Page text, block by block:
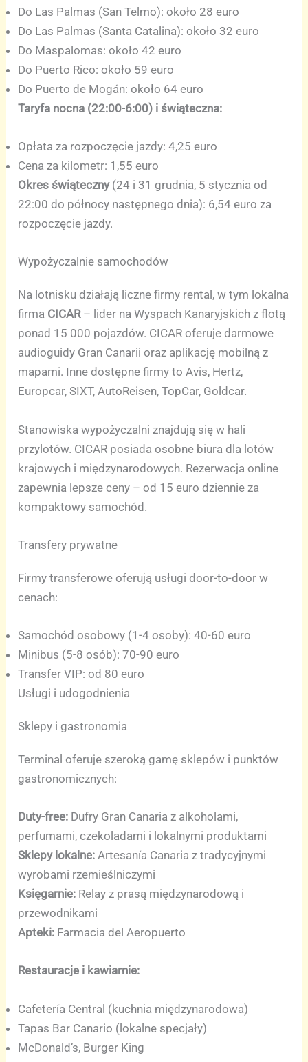
Do Las Palmas (San Telmo): około 28 euro
Do Las Palmas (Santa Catalina): około 32 euro
Do Maspalomas: około 42 euro
Do Puerto Rico: około 59 euro
Do Puerto de Mogán: około 64 euro
Taryfa nocna (22:00-6:00) i świąteczna:
Opłata za rozpoczęcie jazdy: 4,25 euro
Cena za kilometr: 1,55 euro
Okres świąteczny(24 i 31 grudnia, 5 stycznia od
22:00 do północy następnego dnia): 6,54 euro za
rozpoczęcie jazdy.
Wypożyczalnie samochodów
Na lotnisku działają liczne firmy rental, w tym lokalna
firma CICAR– lider na Wyspach Kanaryjskich z flotą
ponad 15 000 pojazdów. CICAR oferuje darmowe
audioguidy Gran Canarii oraz aplikację mobilną z
mapami. Inne dostępne firmy to Avis, Hertz,
Europcar, SIXT, AutoReisen, TopCar, Goldcar.
Stanowiska wypożyczalni znajdują się w hali
przylotów. CICAR posiada osobne biura dla lotów
krajowych i międzynarodowych. Rezerwacja online
zapewnia lepsze ceny – od 15 euro dziennie za
kompaktowy samochód.
Transfery prywatne
Firmy transferowe oferują usługi door-to-door w
cenach:
Samochód osobowy (1-4 osoby): 40-60 euro
Minibus (5-8 osób): 70-90 euro
Transfer VIP: od 80 euro
Usługi i udogodnienia
Sklepy i gastronomia
Terminal oferuje szeroką gamę sklepów i punktów
gastronomicznych:
Duty-free: Dufry Gran Canaria z alkoholami,
perfumami, czekoladami i lokalnymi produktami
Sklepy lokalne: Artesanía Canaria z tradycyjnymi
wyrobami rzemieślniczymi
Księgarnie: Relay z prasą międzynarodową i
przewodnikami
Apteki: Farmacia del Aeropuerto
Restauracje i kawiarnie:
Cafetería Central (kuchnia międzynarodowa)
Tapas Bar Canario (lokalne specjały)
McDonald’s, Burger King